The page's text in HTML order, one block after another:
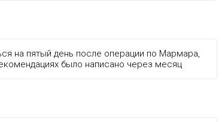
на пятый день после операции по Мармара,
было написано через месяц